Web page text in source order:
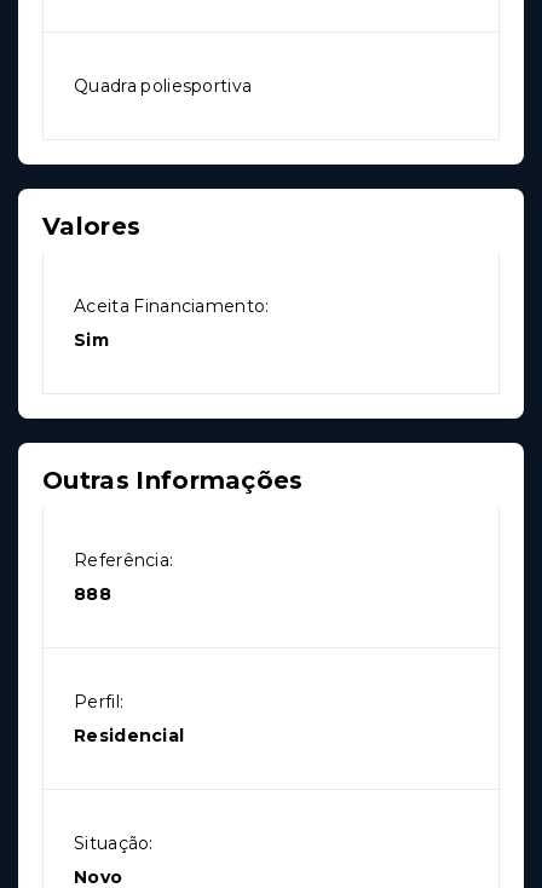
Quadra poliesportiva
Valores
Aceita Financiamento:
Sim
Outras Informações
Referência:
888
Perfil:
Residencial
Situação:
Novo